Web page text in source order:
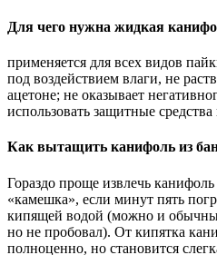
Для чего нужна жидкая
применяется для всех видов
под воздействием влаги, не
ацетоне; не оказывает
использовать защитные средства
Как вытащить канифоль из
Гораздо проще извлечь
«камешка», если минут пять
кипящей водой (можно и
но не пробовал). От кипятка
полноценно, но становится